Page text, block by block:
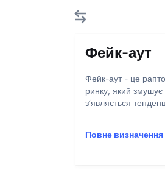
Фейк-аут
Фейк-аут - це
ринку, який
з’являється
Повне визначення